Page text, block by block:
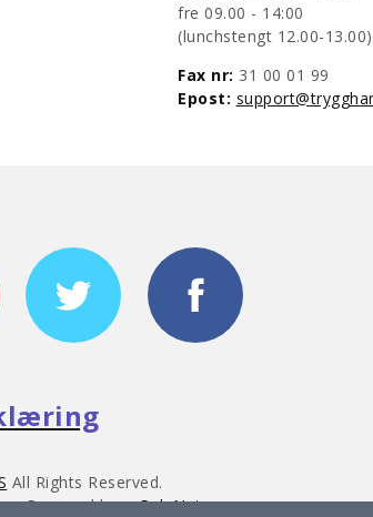
fre 09.00 - 14:00
​(lunchstengt 12.00-13.00)
Fax nr: 31 00 01 99
​Epost:
All Rights Reserved.
Powered byexPub.Net